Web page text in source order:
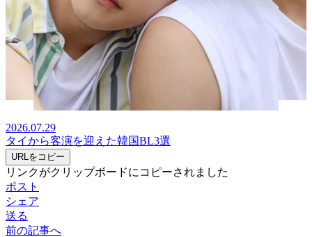
2026.07.29
タイから客演を迎えた韓国BL3選
URLをコピー
リンクがクリップボードにコピーされました
ポスト
シェア
送る
前の記事へ